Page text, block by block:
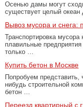
Осенью дамы могут
существует целый
Вывоз мусора и
Транспортировка
плавильные
только …
Купить бетон в Москве
Попробуем представить,
нибудь строительной
бетон …
Переезд квартирный с